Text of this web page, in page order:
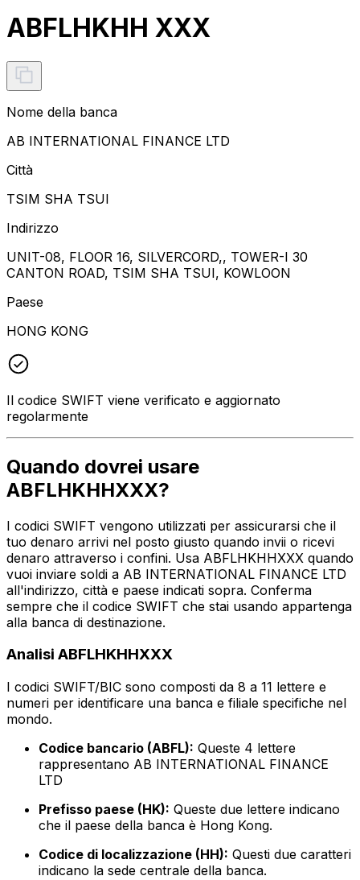
ABFLHKHH XXX
Nome della banca
AB INTERNATIONAL FINANCE LTD
Città
TSIM SHA TSUI
Indirizzo
UNIT-08, FLOOR 16, SILVERCORD,, TOWER-I 30
CANTON ROAD, TSIM SHA TSUI, KOWLOON
Paese
HONG KONG
Il codice SWIFT viene verificato e aggiornato
regolarmente
Quando dovrei usare
ABFLHKHHXXX?
I codici SWIFT vengono utilizzati per assicurarsi che il
tuo denaro arrivi nel posto giusto quando invii o ricevi
denaro attraverso i confini. Usa ABFLHKHHXXX quando
vuoi inviare soldi a AB INTERNATIONAL FINANCE LTD
all'indirizzo, città e paese indicati sopra. Conferma
sempre che il codice SWIFT che stai usando appartenga
alla banca di destinazione.
Analisi ABFLHKHHXXX
I codici SWIFT/BIC sono composti da 8 a 11 lettere e
numeri per identificare una banca e filiale specifiche nel
mondo.
Codice bancario (ABFL): Queste 4 lettere
rappresentano AB INTERNATIONAL FINANCE
LTD
Prefisso paese (HK): Queste due lettere indicano
che il paese della banca è Hong Kong.
Codice di localizzazione (HH): Questi due caratteri
indicano la sede centrale della banca.